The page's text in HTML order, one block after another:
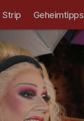
Strip Geheimtipps